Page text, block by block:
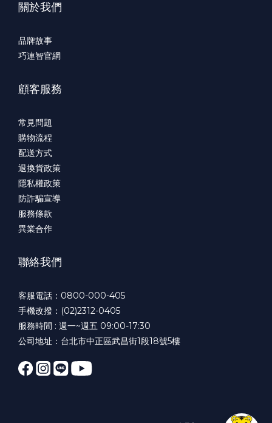
關於我們
品牌故事
巧連智官網
顧客服務
常見問題
購物流程
配送方式
退換貨政策
隱私權政策
防詐騙宣導
服務條款
異業合作
聯絡我們
客服電話：0800-000-405
手機改撥：(02)2312-0405
服務時間 : 週一~週五 09:00-17:30
公司地址：台北市中正區武昌街1段18號5樓